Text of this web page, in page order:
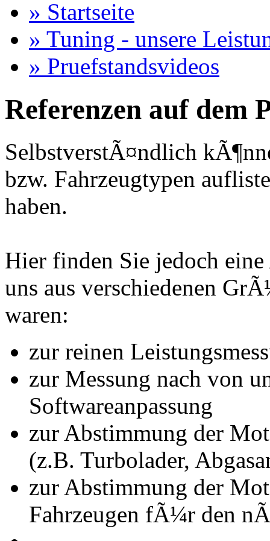
» Startseite
» Tuning - unsere
» Pruefstandsvideos
Referenzen auf dem
SelbstverstÃ¤ndlich
bzw. Fahrzeugtypen
haben.
Hier finden Sie jedoch
uns aus verschiedenen
waren:
zur reinen
zur Messung nach von
Softwareanpassung
zur Abstimmung der
(z.B. Turbolader,
zur Abstimmung der
Fahrzeugen fÃ¼r den